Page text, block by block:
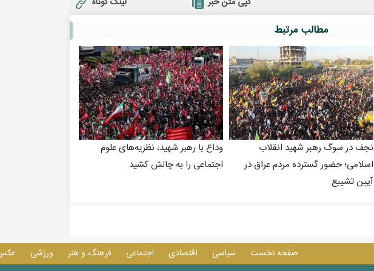
مطالب مرتبط
نجف در سوگ رهبر شهید انقلاب
اسلامی؛ حضور گسترده مردم عراق در
آیین تشییع
وداع با رهبر شهید، نظریه‌های علوم
اجتماعی را به چالش کشید
صفحه نخست سیاسی اقتصادی اجتماعی فرهنگ و هنر ورزشی